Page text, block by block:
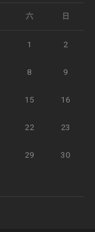
六 日
1 2
8 9
15 16
22 23
29 30